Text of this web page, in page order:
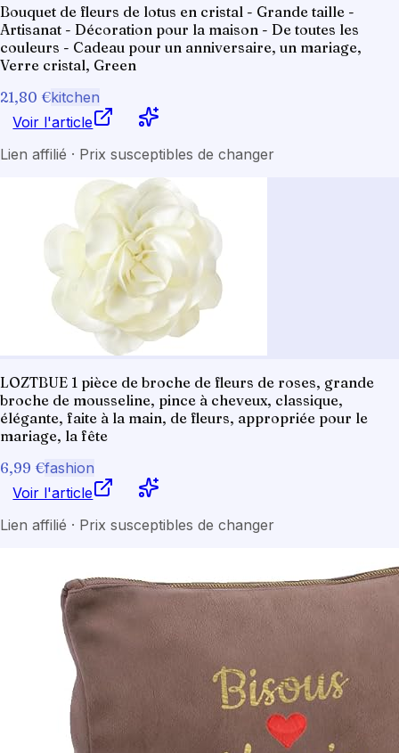
Bouquet de fleurs de lotus en cristal - Grande taille -
Artisanat - Décoration pour la maison - De toutes les
couleurs - Cadeau pour un anniversaire, un mariage,
Verre cristal, Green
21,80 €kitchen
Voir l'article
Lien affilié · Prix susceptibles de changer
LOZTBUE 1 pièce de broche de fleurs de roses, grande
broche de mousseline, pince à cheveux, classique,
élégante, faite à la main, de fleurs, appropriée pour le
mariage, la fête
6,99 €fashion
Voir l'article
Lien affilié · Prix susceptibles de changer